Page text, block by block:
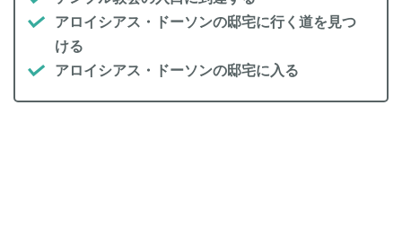
アロイシアス・ドーソンの邸宅に行く道を見つ
ける
アロイシアス・ドーソンの邸宅に入る